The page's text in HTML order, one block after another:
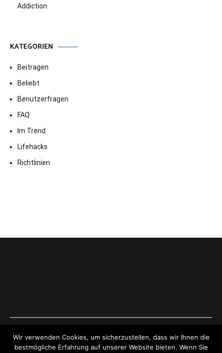
Addiction
KATEGORIEN
Beitragen
Beliebt
Benutzerfragen
FAQ
Im Trend
Lifehacks
Richtlinien
Copyright © 2026ExpressAntworten.com. All rights reserved.
Theme:Cenote by ThemeGrill. Powered byWordPress .
Wir verwenden Cookies, um sicherzustellen, dass wir Ihnen die
bestmögliche Erfahrung auf unserer Website bieten. Wenn Sie